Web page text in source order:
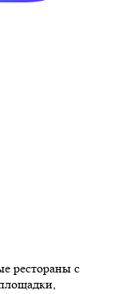
рестораны с